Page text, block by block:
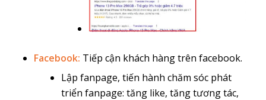
Facebook: Tiếp cận khách hàng trên facebook.
Lập fanpage, tiến hành chăm sóc phát
triển fanpage: tăng like, tăng tương tác,